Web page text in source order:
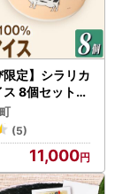
限定】シラリカ
_B
(5)
11,000